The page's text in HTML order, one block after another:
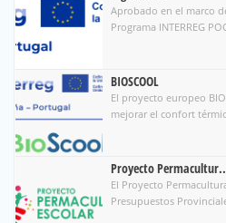
Aprobado en el marco
Programa INTERREG
BIOSCOOL
El proyecto europeo
mejorar el confort
Proyecto
El Proyecto
Presupuestos